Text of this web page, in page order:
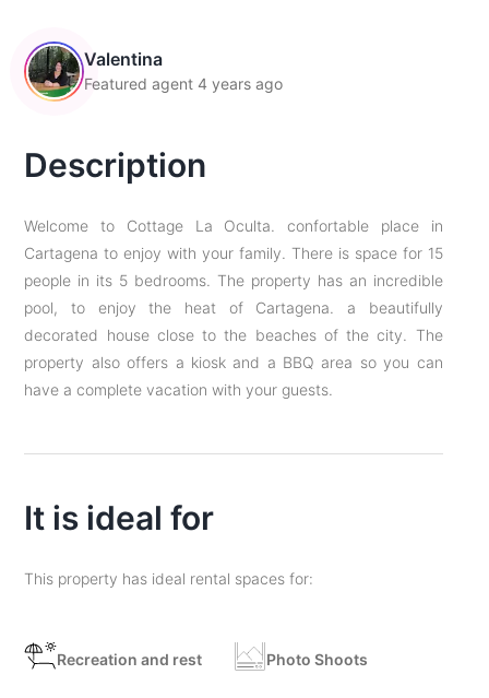
Valentina
Featured agent 4 years ago
Description
Welcome to Cottage La Oculta. confortable place in
Cartagena to enjoy with your family. There is space for 15
people in its 5 bedrooms. The property has an incredible
pool, to enjoy the heat of Cartagena. a beautifully
decorated house close to the beaches of the city. The
property also offers a kiosk and a BBQ area so you can
have a complete vacation with your guests.
It is ideal for
This property has ideal rental spaces for:
Recreation and rest Photo Shoots